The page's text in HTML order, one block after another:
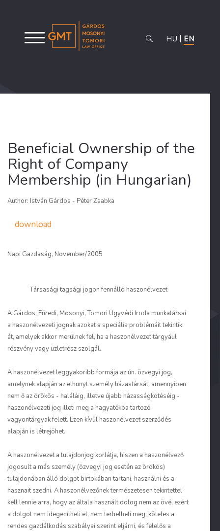
HU EN
Beneficial Ownership of the
Right of Company
Membership (in Hungarian)
Author: István Gárdos - Péter Zsabka
download
Napi Gazdaság, November/2005
Társasági tagsági jogon fennálló haszonélvezet
A Gárdos, Füredi, Mosonyi, Tomori Ügyvédi Iroda munkatársai
a haszonélvezeti jognak azokat a speciális problémáit tekintik
át, amelyek akkor merülnek fel, ha a haszonélvezet tárgyául
részvény vagy üzletrész szolgál.
A haszonélvezet leggyakoribb formája az ún. özvegyi jog,
amelynek alapján az elhunyt személy házastársát, amennyiben
nem ő az örökös - haláláig, illetve újabb házasságkötéséig -
haszonélvezeti jog illeti meg a hagyatékba tartozó
vagyontárgyak felett. Ezen kívül haszonélvezet szerződés
alapján is létrejöhet.
A haszonélvezet a tulajdonjog korlátja, hiszen a haszonélvező
jogosult a más személy (özvegyi jog esetén az örökös)
tulajdonában álló dolgot birtokában tartani, használni és a
hasznait szedni. A haszonélvezőnek természetesen tekintettel
kell lennie arra, hogy az általa használt dolog nem az övé, ezért
a dolgot nem idegenítheti el, nem terhelheti meg, köteles a
rendes gazdálkodás szabályai szerint eljárni, és felelős a